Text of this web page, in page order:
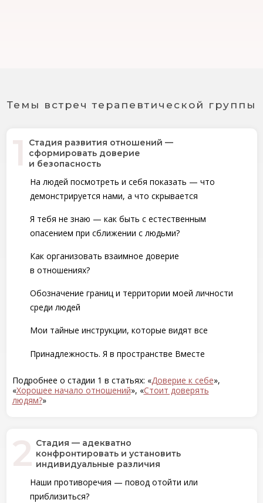
Темы встреч терапевтической группы
Стадия развития отношений —
сформировать доверие
и безопасность
На людей посмотреть и себя показать — что
демонстрируется нами, а что скрывается
Я тебя не знаю — как быть с естественным
опасением при сближении с людьми?
Как организовать взаимное доверие
в отношениях?
Обозначение границ и территории моей личности
среди людей
Мои тайные инструкции, которые видят все
Принадлежность. Я в пространстве Вместе
Подробнее о стадии 1 в статьях: «Доверие к себе»,
«Хорошее начало отношений», «Стоит доверять
людям?»
Стадия — адекватно
конфронтировать и установить
индивидуальные различия
Наши противоречия — повод отойти или
приблизиться?